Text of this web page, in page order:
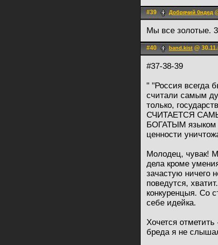
#39 Добрячий 0ндед
Мы все золотые.
#40 band.kist @
#37-38-39
" "Россия всегда
считали самым
только,
СЧИТАЕТСЯ
БОГАТЫМ языком
ценности
Молодец, чувак!
дела кроме
зачастую ничего
поведутся,
конкуренцыя. Со
себе идейка.
Хочется отметить
бреда я не